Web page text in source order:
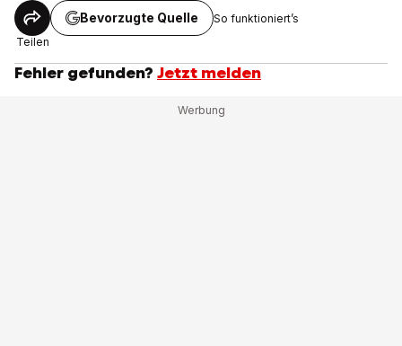
Teilen
Bevorzugte Quelle So funktioniert’s
Fehler gefunden? Jetzt melden